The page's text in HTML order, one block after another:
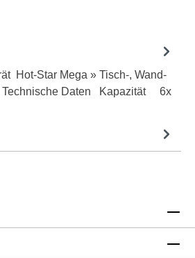
Hot-Star Mega » Tisch-, Wand-
Daten Kapazität 6x